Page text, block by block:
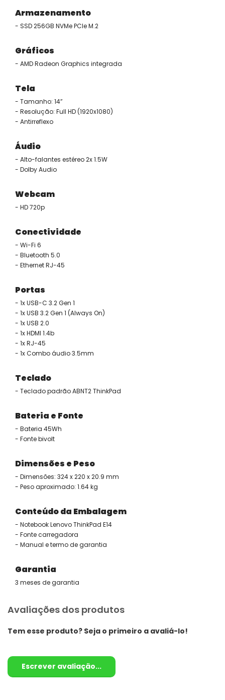
Armazenamento
- SSD 256GB NVMe PCIe M.2
Gráficos
- AMD Radeon Graphics integrada
Tela
- Tamanho: 14”
- Resolução: Full HD (1920x1080)
- Antirreflexo
Áudio
- Alto-falantes estéreo 2x 1.5W
- Dolby Audio
Webcam
- HD 720p
Conectividade
- Wi-Fi 6
- Bluetooth 5.0
- Ethernet RJ-45
Portas
- 1x USB-C 3.2 Gen 1
- 1x USB 3.2 Gen 1 (Always On)
- 1x USB 2.0
- 1x HDMI 1.4b
- 1x RJ-45
- 1x Combo áudio 3.5mm
Teclado
- Teclado padrão ABNT2 ThinkPad
Bateria e Fonte
- Bateria 45Wh
- Fonte bivolt
Dimensões e Peso
- Dimensões: 324 x 220 x 20.9 mm
- Peso aproximado: 1.64 kg
Conteúdo da Embalagem
- Notebook Lenovo ThinkPad E14
- Fonte carregadora
- Manual e termo de garantia
Garantia
3 meses de garantia
Avaliações dos produtos
Tem esse produto? Seja o primeiro a avaliá-lo!
Escrever avaliação...